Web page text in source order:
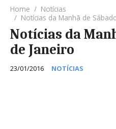
Home
Notícias
Notícias da Manhã de
Notícias da
de Janeiro
23/01/2016 NOTÍCIAS